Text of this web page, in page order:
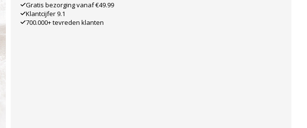
Gratis bezorging vanaf €49.99
Klantcijfer 9.1
700.000+ tevreden klanten